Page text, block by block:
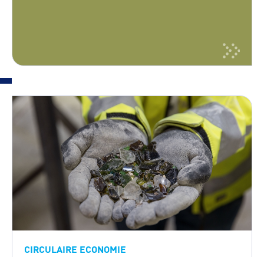
CIRCULAIRE ECONOMIE